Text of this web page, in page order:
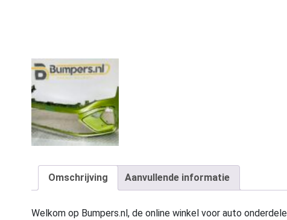
Omschrijving Aanvullende informatie
Welkom op Bumpers.nl, de online winkel voor auto